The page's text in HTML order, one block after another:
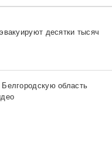
десятки тысяч
область